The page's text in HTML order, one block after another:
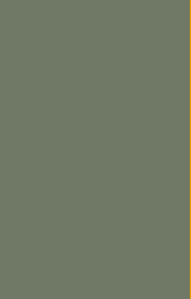
hofbauernhof/